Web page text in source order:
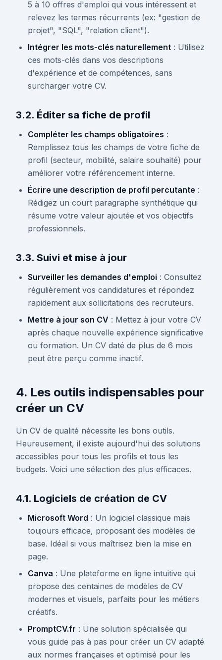
5 à 10 offres d'emploi qui vous intéressent et
relevez les termes récurrents (ex: "gestion de
projet", "SQL", "relation client").
Intégrer les mots-clés naturellement : Utilisez
ces mots-clés dans vos descriptions
d'expérience et de compétences, sans
surcharger votre CV.
3.2. Éditer sa fiche de profil
Compléter les champs obligatoires :
Remplissez tous les champs de votre fiche de
profil (secteur, mobilité, salaire souhaité) pour
améliorer votre référencement interne.
Écrire une description de profil percutante :
Rédigez un court paragraphe synthétique qui
résume votre valeur ajoutée et vos objectifs
professionnels.
3.3. Suivi et mise à jour
Surveiller les demandes d'emploi : Consultez
régulièrement vos candidatures et répondez
rapidement aux sollicitations des recruteurs.
Mettre à jour son CV : Mettez à jour votre CV
après chaque nouvelle expérience significative
ou formation. Un CV daté de plus de 6 mois
peut être perçu comme inactif.
4. Les outils indispensables pour
créer un CV
Un CV de qualité nécessite les bons outils.
Heureusement, il existe aujourd'hui des solutions
accessibles pour tous les profils et tous les
budgets. Voici une sélection des plus efficaces.
4.1. Logiciels de création de CV
Microsoft Word : Un logiciel classique mais
toujours efficace, proposant des modèles de
base. Idéal si vous maîtrisez bien la mise en
page.
Canva : Une plateforme en ligne intuitive qui
propose des centaines de modèles de CV
modernes et visuels, parfaits pour les métiers
créatifs.
PromptCV.fr : Une solution spécialisée qui
vous guide pas à pas pour créer un CV adapté
aux normes françaises et optimisé pour les